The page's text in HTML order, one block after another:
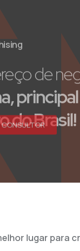
de
principal
do Brasil!
lugar para